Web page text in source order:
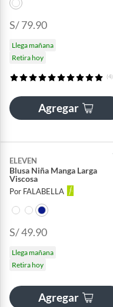
S/ 79.90
Llega mañana
Retira hoy
(4)
Agregar
ELEVEN
Blusa Niña Manga Larga
Viscosa
Por FALABELLA
S/ 49.90
Llega mañana
Retira hoy
Agregar